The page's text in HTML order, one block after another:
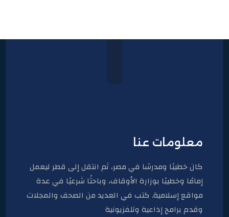
معلومات عنا
كان خطيبًا ومدرسًا في مصر، ثم انتقل إلى قطر ليعمل
إمامًا وخطيبًا بوزارة الأوقاف، وباحثًا شرعيًا في عدة
مواقع إسلامية. كتب في العديد من الصحف والمجلات
وقدم برامج إذاعية وتلفزيونية